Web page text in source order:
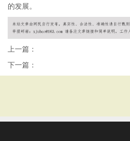
的发展。
上一篇：
下一篇：